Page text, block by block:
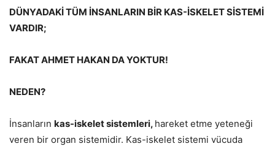
DÜNYADAKİ TÜM İNSANLARIN BİR KAS-İSKELET SİSTEMİ
VARDIR;
FAKAT AHMET HAKAN DA YOKTUR!
NEDEN?
İnsanların kas-iskelet sistemleri, hareket etme yeteneği
veren bir organ sistemidir. Kas-iskelet sistemi vücuda